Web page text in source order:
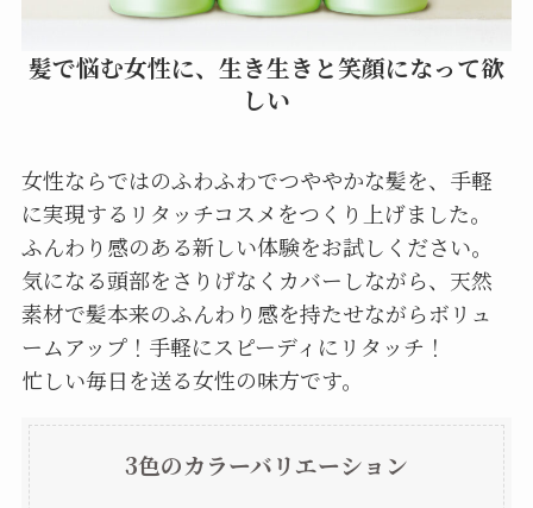
髪で悩む女性に、生き生きと笑顔になって欲
しい
女性ならではのふわふわでつややかな髪を、手軽
に実現するリタッチコスメをつくり上げました。
ふんわり感のある新しい体験をお試しください。
気になる頭部をさりげなくカバーしながら、天然
素材で髪本来のふんわり感を持たせながらボリュ
ームアップ！手軽にスピーディにリタッチ！
忙しい毎日を送る女性の味方です。
3色のカラーバリエーション